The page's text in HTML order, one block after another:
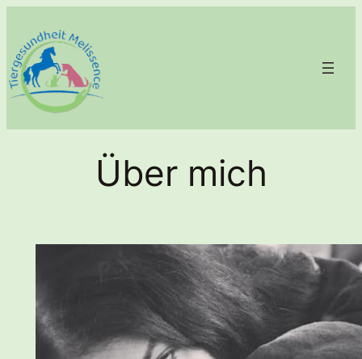
Inhalt
springen
Über mich